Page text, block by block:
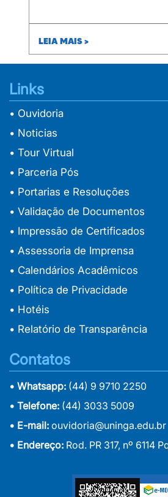
LEIA MAIS >
Links
• Ouvidoria
• Noticias
• Tour Virtual
• Parceria Pós
• Portarias e Resoluções
• Validação de Documentos
• Impressão de Certificados
• Assessoria de Imprensa
• Calendários Acadêmicos
• Política de Privacidade
• Hotéis
• Relatório de Transparência
Contatos
• Whatsapp: (44) 9 9710 2250
• Telefone: (44) 3033 5009
• E-mail: ouvidoria@uninga.edu.br
• Endereço: Rod. PR 317, nº 6114